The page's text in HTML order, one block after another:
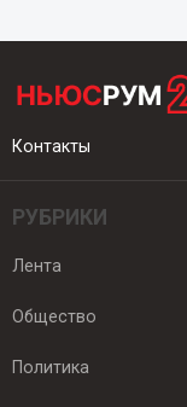
Контакты
РУБРИКИ
Лента
Общество
Политика